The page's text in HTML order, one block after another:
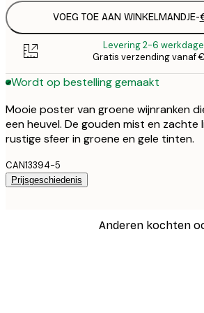
VOEG TOE AAN WINKELMANDJE-
Levering 2-6
Gratis verzending vanaf
Wordt op bestelling gemaakt
Mooie poster van groene wijnranken
een heuvel. De gouden mist en zachte
rustige sfeer in groene en gele tinten.
CAN13394-5
Prijsgeschiedenis
Anderen kochten